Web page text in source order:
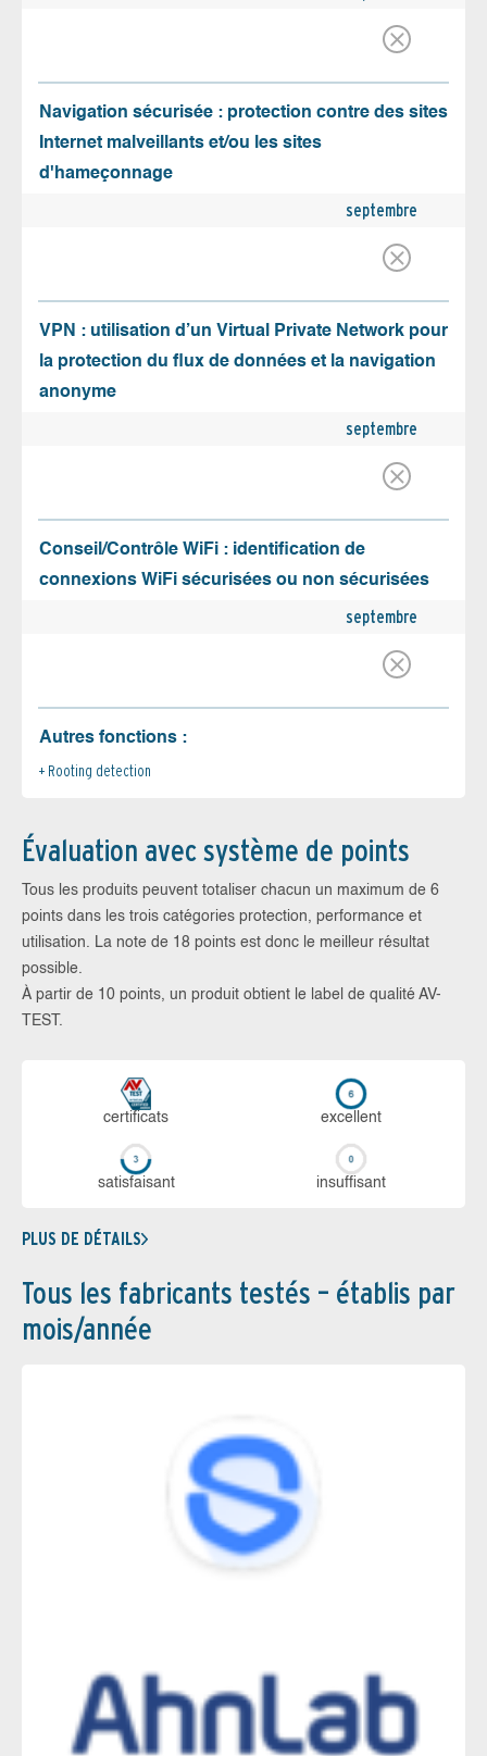
Navigation sécurisée : protection contre des sites
Internet malveillants et/ou les sites
d'hameçonnage
septembre
VPN : utilisation d’un Virtual Private Network pour
la protection du flux de données et la navigation
anonyme
septembre
Conseil/Contrôle WiFi : identification de
connexions WiFi sécurisées ou non sécurisées
septembre
Autres fonctions :
Rooting detection
Évaluation avec système de points
Tous les produits peuvent totaliser chacun un maximum de 6
points dans les trois catégories protection, performance et
utilisation. La note de 18 points est donc le meilleur résultat
possible.
À partir de 10 points, un produit obtient le label de qualité AV-
TEST.
certi­ficats ex­cellent
sa­tis­fai­sant in­suf­fi­sant
PLUS DE DÉTAILS
Tous les fabricants testés – établis par
mois/année